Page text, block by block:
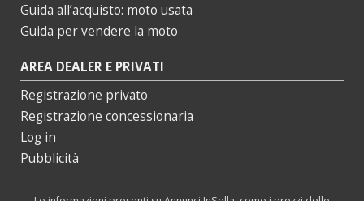
Guida all’acquisto: moto usata
Guida per vendere la moto
AREA DEALER E PRIVATI
Registrazione privato
Registrazione concessionaria
Log in
Pubblicità